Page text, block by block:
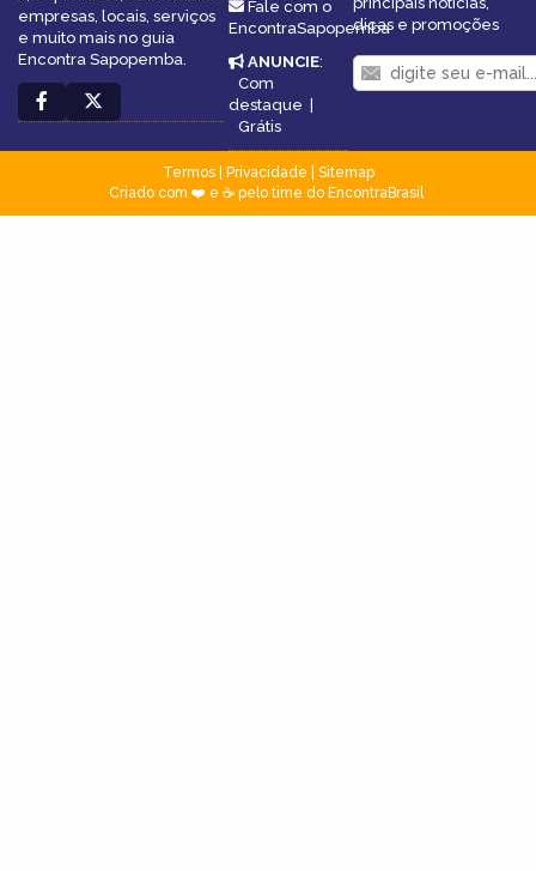
empresas, locais, serviços
e muito mais no guia
Encontra Sapopemba.
Fale com o
EncontraSapopemba
ANUNCIE:
Com
destaque |
Grátis
dicas e promoções
Termos| Privacidade
Sitemap
Criado com ❤️ e ☕ pelo time do EncontraBrasil